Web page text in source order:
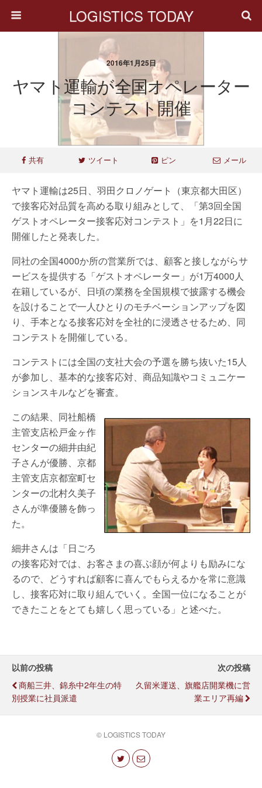
LOGISTICS TODAY
2016年1月25日
ヤマト運輸が全国オペレーター
コンテスト開催
共有 ツイート ピン メール
ヤマト運輸は25日、羽田クロノゲート（東京都大田区）
で接客応対品質を高める取り組みとして、「第3回全国
ゲストオペレーター接客応対コンテスト」を1月22日に
開催したと発表した。
同社の全国4000か所の営業所では、顧客と接しながらサ
ービスを提供する「ゲストオペレーター」が1万4000人
在籍しているが、日頃の業務を全国規模で披露する機会
を設けることで一人ひとりのモチベーションアップを図
り、手本となる接客応対を全社的に浸透させるため、同
コンテストを開催している。
コンテストには全国の支社大会の予選を勝ち抜いた15人
が参加し、基本的な接客応対、商品知識やコミュニケー
ションスキルなどを審査。
この結果、同社船橋
主管支店松戸金ヶ作
センターの細井由紀
子さんが優勝、京都
主管支店京都室町セ
ンターの北村久美子
さんが準優勝を飾っ
た。
細井さんは「日ごろ
の接客応対では、お客さまの喜ぶ顔が何よりも励みにな
るので、どうすれば顧客に喜んでもらえるかを常に意識
し、接客応対に取り組んでいく。全国一位になることが
できたことをとても嬉しく思っている」と述べた。
以前の投稿
商船三井、錦糸中2年生の特
別授業に社員派遣
次の投稿
久留米運送、旗艦店開業機に営
業エリア再編
© LOGISTICS TODAY